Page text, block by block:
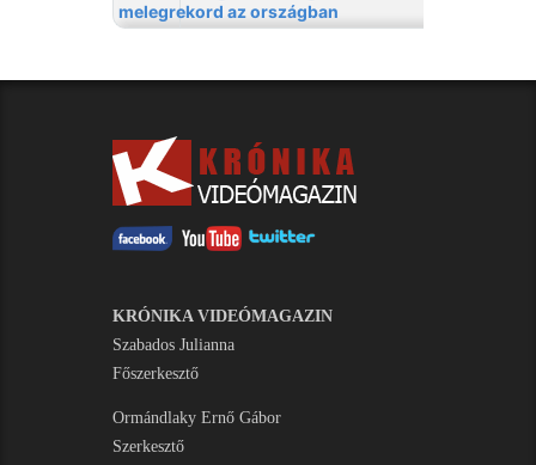
KRÓNIKA VIDEÓMAGAZIN
Szabados Julianna
Főszerkesztő
Ormándlaky Ernő Gábor
Szerkesztő